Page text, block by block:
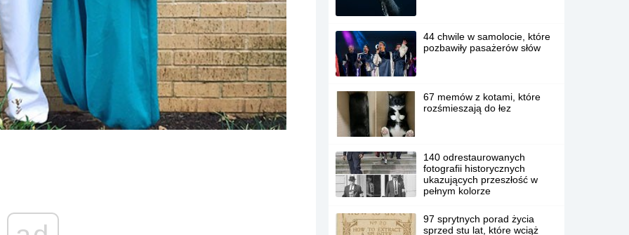
44 chwile w samolocie, które
pozbawiły pasażerów słów
67 memów z kotami, które
rozśmieszają do łez
140 odrestaurowanych
fotografii historycznych
ukazujących przeszłość w
pełnym kolorze
97 sprytnych porad życia
sprzed stu lat, które wciąż